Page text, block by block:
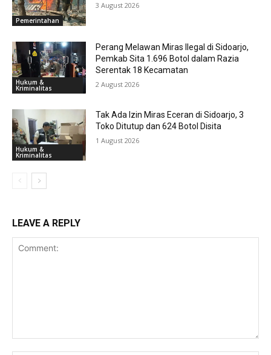
Pemerintahan
3 August 2026
Hukum &
Kriminalitas
Perang Melawan Miras Ilegal di Sidoarjo,
Pemkab Sita 1.696 Botol dalam Razia
Serentak 18 Kecamatan
2 August 2026
Hukum &
Kriminalitas
Tak Ada Izin Miras Eceran di Sidoarjo, 3
Toko Ditutup dan 624 Botol Disita
1 August 2026
LEAVE A REPLY